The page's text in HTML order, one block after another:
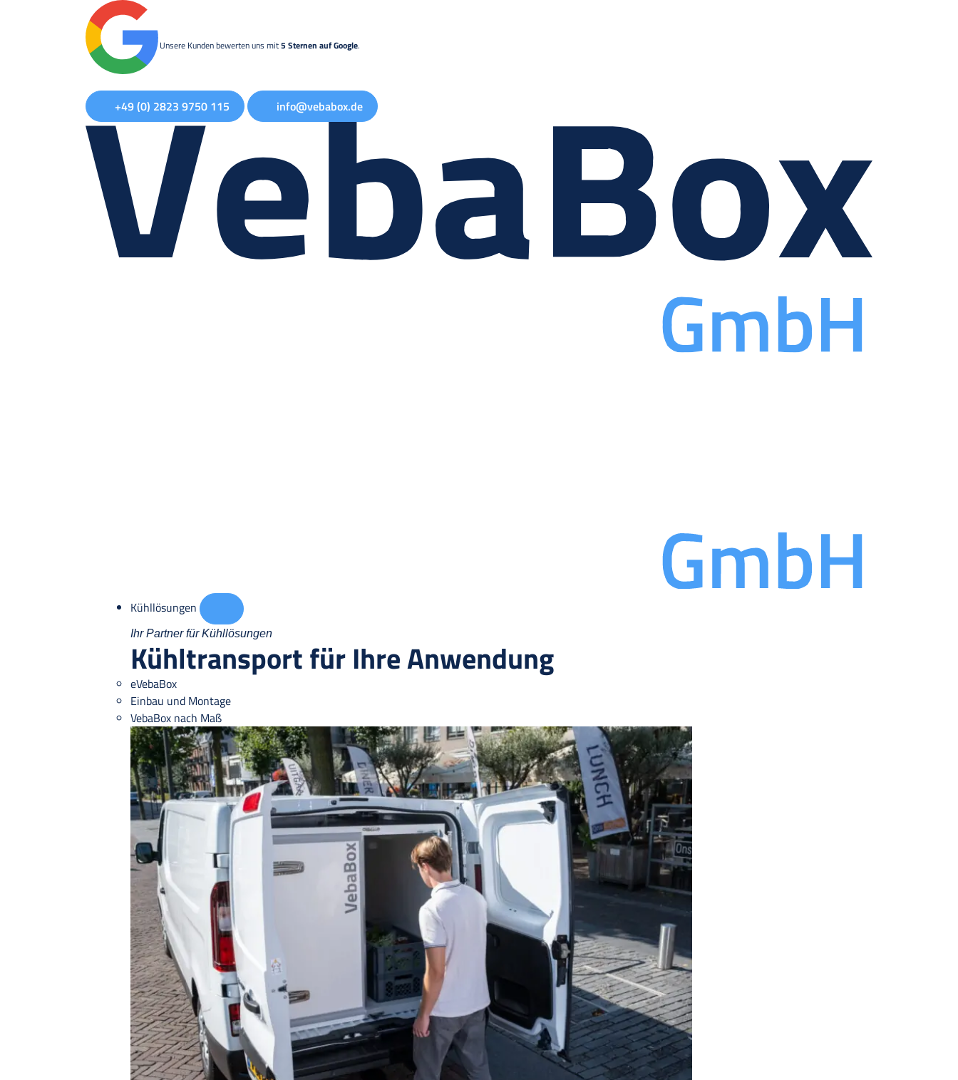
Unsere Kunden bewerten uns mit5 Sternen auf Google.
+49 (0) 2823 9750 115 info@vebabox.de
Kühllösungen
Ihr Partner für Kühllösungen
Kühltransport für Ihre Anwendung
eVebaBox
Einbau und Montage
VebaBox nach Maß